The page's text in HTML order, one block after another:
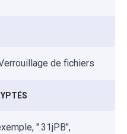
de fichiers
".31jPB",